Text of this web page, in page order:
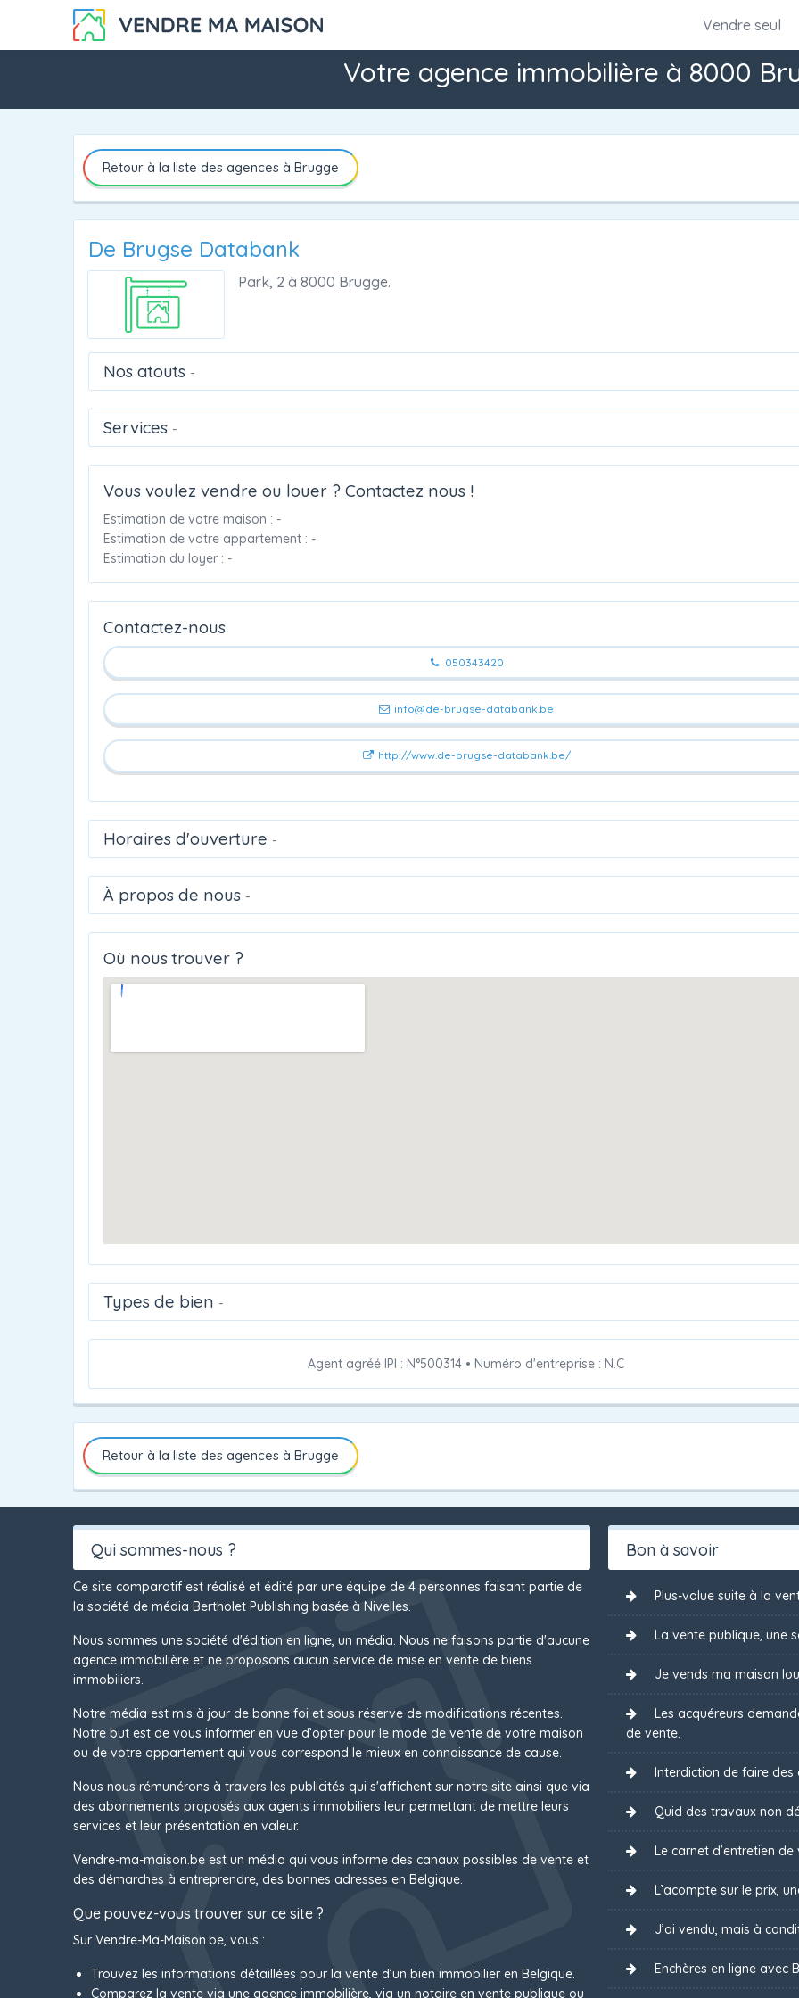
Vendre seul
Votre agence immobilière à 8000
Retour à la liste des agences à Brugge
De Brugse Databank
Park, 2 à 8000 Brugge.
Nos atouts -
Services -
Vous voulez vendre ou louer ? Contactez nous !
Estimation de votre maison : -
Estimation de votre appartement : -
Estimation du loyer : -
Contactez-nous
050343420
info@de-brugse-databank.be
http://www.de-brugse-databank.be/
Horaires d'ouverture -
À propos de nous -
Où nous trouver ?
Types de bien -
Agent agréé IPI : N°500314• Numéro d'entreprise : N.C
Retour à la liste des agences à Brugge
Qui sommes-nous ?
Ce site comparatif est réalisé et édité par une équipe de 4 personnes faisant partie de
la société de média Bertholet Publishing basée à Nivelles.
Nous sommes une société d'édition en ligne, un média. Nous ne faisons partie d'aucune
agence immobilière et ne proposons aucun service de mise en vente de biens
immobiliers.
Notre média est mis à jour de bonne foi et sous réserve de modifications récentes.
Notre but est de vous informer en vue d’opter pour le mode de vente de votre maison
ou de votre appartement qui vous correspond le mieux en connaissance de cause.
Nous nous rémunérons à travers les publicités qui s'affichent sur notre site ainsi que via
des abonnements proposés aux agents immobiliers leur permettant de mettre leurs
services et leur présentation en valeur.
Vendre-ma-maison.be est un média qui vous informe des canaux possibles de vente et
des démarches à entreprendre, des bonnes adresses en Belgique.
Que pouvez-vous trouver sur ce site ?
Sur Vendre-Ma-Maison.be, vous :
Trouvez les informations détaillées pour la vente d’un bien immobilier en Belgique.
Comparez la vente via une agence immobilière, via un notaire en vente publique ou
Bon à savoir
Plus-value suite à la
La vente publique, une
Je vends ma maison
Les acquéreurs
de vente.
Interdiction de faire des
Quid des travaux non
Le carnet d’entretien
L’acompte sur le prix,
J’ai vendu, mais à
Enchères en ligne avec